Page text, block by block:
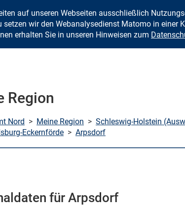
Zum Inhalt springen
auf unseren Webseiten ausschließlich
setzen wir den Webanalysedienst Matomo in einer
erhalten Sie in unseren Hinweisen zum
Region
Nord > Meine Region > Schleswig-Holstein
Eckernförde > Arpsdorf
für Arpsdorf